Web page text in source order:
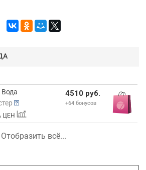
Вода
ЦЕН
4510 руб.
+64 бонусов
Отобразить всё...